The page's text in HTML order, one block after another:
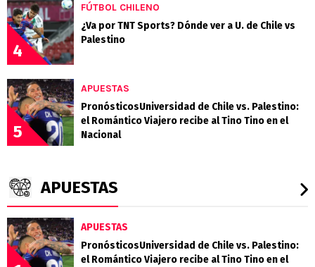
4
FÚTBOL CHILENO
¿Va por TNT Sports? Dónde ver a U. de Chile vs
Palestino
5
APUESTAS
PronósticosUniversidad de Chile vs. Palestino:
el Romántico Viajero recibe al Tino Tino en el
Nacional
APUESTAS
APUESTAS
PronósticosUniversidad de Chile vs. Palestino:
el Romántico Viajero recibe al Tino Tino en el